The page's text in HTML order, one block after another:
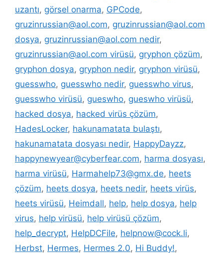
uzantı, görsel onarma, GPCode,
gruzinrussian@aol.com, gruzinrussian@aol.com
dosya, gruzinrussian@aol.com nedir,
gruzinrussian@aol.com virüsü, gryphon çözüm,
gryphon dosya, gryphon nedir, gryphon virüsü,
guesswho, guesswho nedir, guesswho virus,
guesswho virüsü, gueswho, gueswho virüsü,
hacked dosya, hacked virüs çözüm,
HadesLocker, hakunamatata bulaştı,
hakunamatata dosyası nedir, HappyDayzz,
happynewyear@cyberfear.com, harma dosyası,
harma virüsü, Harmahelp73@gmx.de, heets
çözüm, heets dosya, heets nedir, heets virüs,
heets virüsü, Heimdall, help, help dosya, help
virus, help virüsü, help virüsü çözüm,
help_decrypt, HelpDCFile, helpnow@cock.li,
Herbst, Hermes, Hermes 2.0, Hi Buddy!,